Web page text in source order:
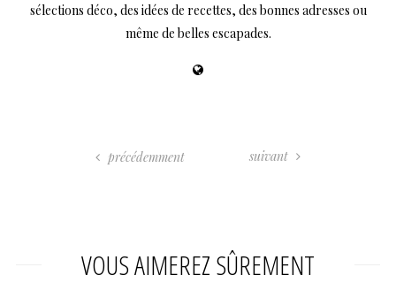
sélections déco, des idées de recettes, des bonnes adresses ou
même de belles escapades.
précédemment suivant
VOUS AIMEREZ SÛREMENT